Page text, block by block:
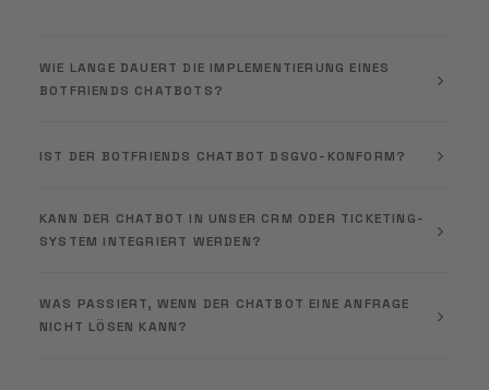
WIE LANGE DAUERT DIE IMPLEMENTIERUNG EINES
BOTFRIENDS CHATBOTS?
IST DER BOTFRIENDS CHATBOT DSGVO-KONFORM?
KANN DER CHATBOT IN UNSER CRM ODER TICKETING-
SYSTEM INTEGRIERT WERDEN?
WAS PASSIERT, WENN DER CHATBOT EINE ANFRAGE
NICHT LÖSEN KANN?